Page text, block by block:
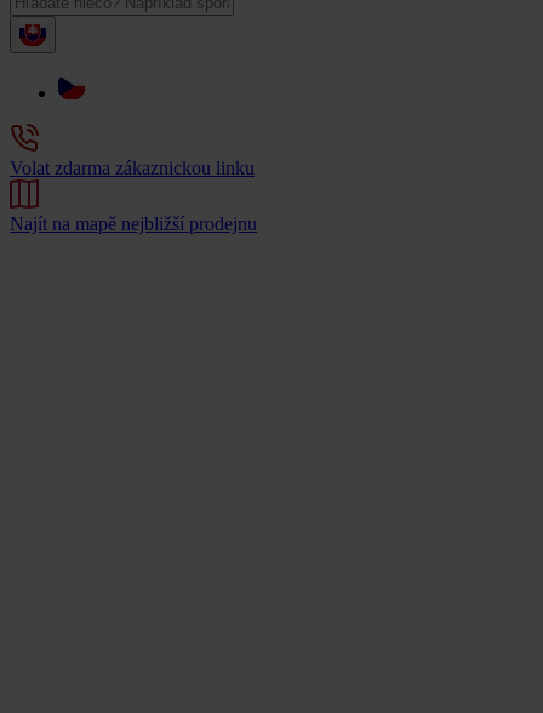
Volat zdarma zákaznickou linku
Najít na mapě nejbližší prodejnu